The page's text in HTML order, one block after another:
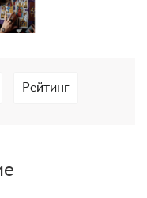
Рейтинг